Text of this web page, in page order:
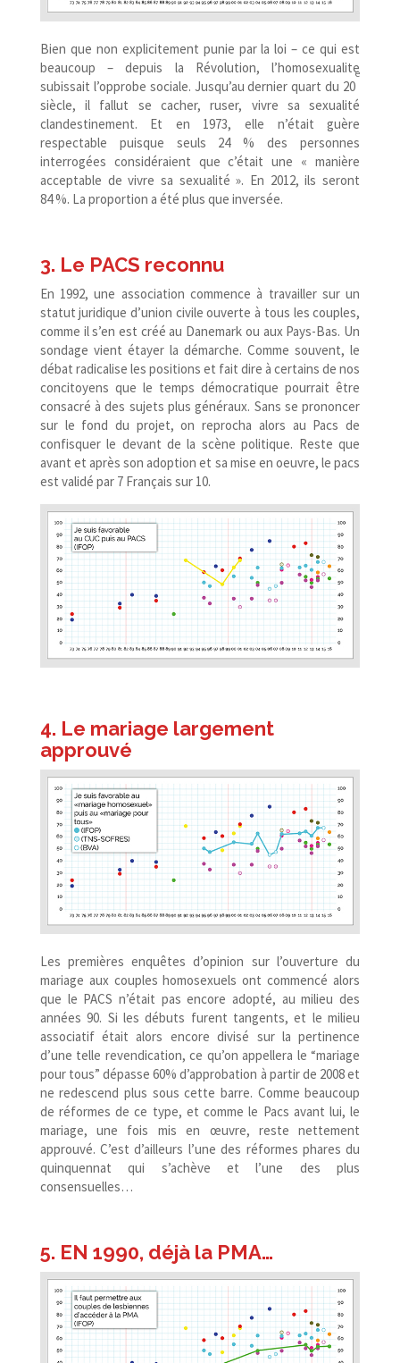
Bien que non explicitement punie par la loi – ce qui est
beaucoup – depuis la Révolution, l’homosexualite
subissait l’opprobe sociale. Jusqu’au dernier quart du 20
e
siècle, il fallut se cacher, ruser, vivre sa sexualité
clandestinement. Et en 1973, elle n’était guère
respectable puisque seuls 24 % des personnes
interrogées considéraient que c’était une « manière
acceptable de vivre sa sexualité ». En 2012, ils seront
84 %. La proportion a été plus que inversée.
3. Le PACS reconnu
En 1992, une association commence à travailler sur un
statut juridique d’union civile ouverte à tous les couples,
comme il s’en est créé au Danemark ou aux Pays-​Bas. Un
sondage vient étayer la démarche. Comme souvent, le
débat radicalise les positions et fait dire à certains de nos
concitoyens que le temps démocratique pourrait être
consacré à des sujets plus généraux. Sans se prononcer
sur le fond du projet, on reprocha alors au Pacs de
confisquer le devant de la scène politique. Reste que
avant et après son adoption et sa mise en oeuvre, le pacs
est validé par 7 Français sur 10.
4. Le mariage largement
approuvé
Les premières enquêtes d’opinion sur l’ouverture du
mariage aux couples homosexuels ont commencé alors
que le PACS n’était pas encore adopté, au milieu des
années 90. Si les débuts furent tangents, et le milieu
associatif était alors encore divisé sur la pertinence
d’une telle revendication, ce qu’on appellera le “mariage
pour tous” dépasse 60% d’approbation à partir de 2008 et
ne redescend plus sous cette barre. Comme beaucoup
de réformes de ce type, et comme le Pacs avant lui, le
mariage, une fois mis en œuvre, reste nettement
approuvé. C’est d’ailleurs l’une des réformes phares du
quinquennat qui s’achève et l’une des plus
consensuelles…
5. EN 1990, déjà la PMA…